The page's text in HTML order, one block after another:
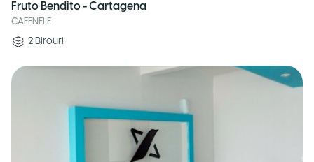
Fruto Bendito - Cartagena
CAFENELE
2 Birouri